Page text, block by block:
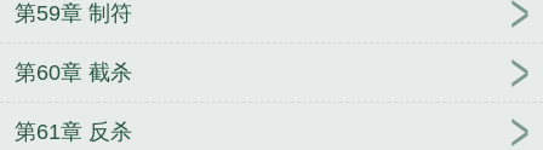
第59章 制符
第60章 截杀
第61章 反杀